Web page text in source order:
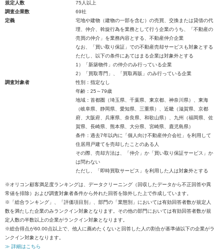
規定人数
75人以上
調査企業数
69社
定義
宅地や建物（建物の一部を含む）の売買、交換または貸借の代
理、仲介、斡旋行為を業務として行う企業のうち、「不動産の
売買の仲介」を業務内容とする、不動産仲介企業
なお、「買い取り保証」での不動産売却サービスも対象とする
ただし、以下の条件にあてはまる企業は対象外とする
1）「新築物件」の仲介のみ行っている企業
2）「買取専門」、「買取再販」のみ行っている企業
調査対象者
性別：指定なし
年齢：25～79歳
地域：首都圏（埼玉県、千葉県、東京都、神奈川県）、東海
（岐阜県、静岡県、愛知県、三重県）、近畿（滋賀県、京都
府、大阪府、兵庫県、奈良県、和歌山県）、九州（福岡県、佐
賀県、長崎県、熊本県、大分県、宮崎県、鹿児島県）
条件：過去7年以内に「個人向け不動産仲介会社」を利用して
住居用戸建てを売却したことのある人
その際、売却方法は、「仲介」か「買い取り保証サービス」か
は問わない
ただし、「即時買取サービス」を利用した人は対象外とする
※オリコン顧客満足度ランキングは、データクリーニング（回収したデータから不正回答や異
常値を排除）および調査対象者条件から外れた回答を除外した上で作成しています。
※「総合ランキング」、「評価項目別」、部門の「業態別」においては有効回答者数が規定人
数を満たした企業のみランクイン対象となります。その他の部門においては有効回答者数が規
定人数の半数以上の企業がランクイン対象となります。
※総合得点が60.00点以上で、他人に薦めたくないと回答した人の割合が基準値以下の企業がラ
ンクイン対象となります。
≫ 詳細はこちら